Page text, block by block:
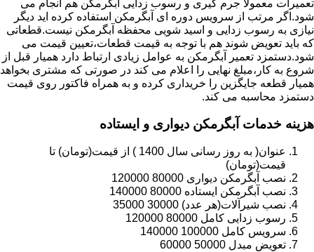
تعمیرات معمولا جرم گیری و رسوب زدایی آبگرمکن هم انجام می
شود.اگر مرتب از سرویس دوره ای آبگرمکن استفاده کرده اید دیگر
نیازی به رسوب زدایی و اسید شویی محفظه آبگرمکن نیست.قطعاتی
که باید تعویض شوند هم با توجه به قیمت قطعات،تعیین قیمت می
شود.دستمزد تعمیر آبگرمکن به عوامل زیادی ارتباط دارد همیار قبل از
شروع به کار،مبلغ نهایی را اعلام می کند در صورتی که مشتری بخواهد
همیار قطعه جایگزین را خریداری کرده و به همراه فاکتور روی قیمت
دستمزد محاسبه می کند.
هزینه خدمات آبگرمکن دیواری و ایستاده
عنوان( به روز رسانی سال 1400 ) از قیمت(تومان) تا
قیمت(تومان)
نصب آبگرمکن دیواری 80000 120000
نصب آبگرمکن ایستاده 80000 140000
نصب شیرآلات(هر عدد) 30000 35000
رسوب زدایی کامل 80000 120000
سرویس کامل 100000 140000
تعویض مبدل 50000 60000